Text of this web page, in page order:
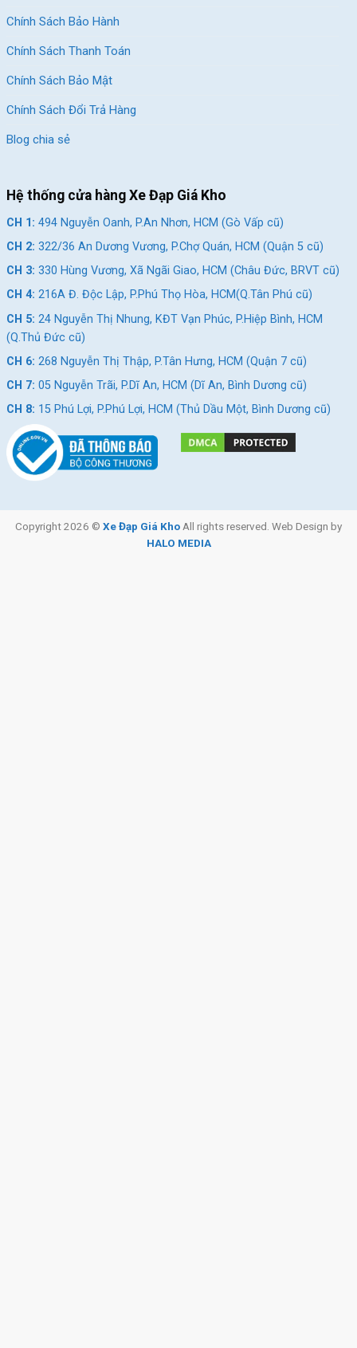
Chính Sách Bảo Hành
Chính Sách Thanh Toán
Chính Sách Bảo Mật
Chính Sách Đổi Trả Hàng
Blog chia sẻ
Hệ thống cửa hàng Xe Đạp Giá Kho
CH 1: 494 Nguyễn Oanh, P.An Nhơn, HCM (Gò Vấp cũ)
CH 2: 322/36 An Dương Vương, P.Chợ Quán, HCM (Quận 5 cũ)
CH 3: 330 Hùng Vương, Xã Ngãi Giao, HCM (Châu Đức, BRVT cũ)
CH 4: 216A Đ. Độc Lập, P.Phú Thọ Hòa, HCM(Q.Tân Phú cũ)
CH 5: 24 Nguyễn Thị Nhung, KĐT Vạn Phúc, P.Hiệp Bình, HCM
(Q.Thủ Đức cũ)
CH 6: 268 Nguyễn Thị Thập, P.Tân Hưng, HCM (Quận 7 cũ)
CH 7: 05 Nguyễn Trãi, P.Dĩ An, HCM (Dĩ An, Bình Dương cũ)
CH 8: 15 Phú Lợi, P.Phú Lợi, HCM (Thủ Dầu Một, Bình Dương cũ)
Copyright 2026 © Xe Đạp Giá KhoAll rights reserved. Web Design by
HALO MEDIA